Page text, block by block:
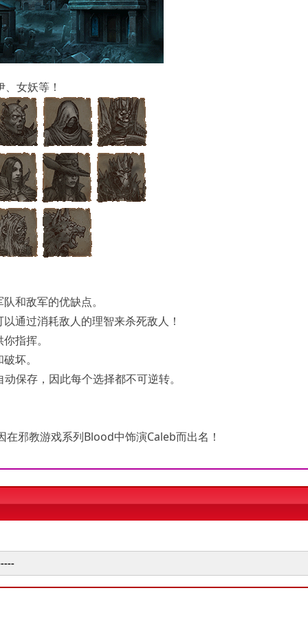
女妖等！
和敌军的优缺点。
通过消耗敌人的理智来杀死敌人！
指挥。
坏。
保存，因此每个选择都不可逆转。
邪教游戏系列Blood中饰演Caleb而出名！